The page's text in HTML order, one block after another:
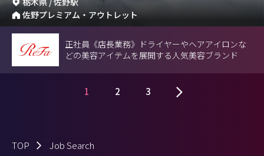
佐野プレミアム・アウトレット
正社員《店長業務》ドライヤーやヘアアイロンな
どの美容アイテムを展開する人気美容ブランド
1 2 3
TOP Job Search